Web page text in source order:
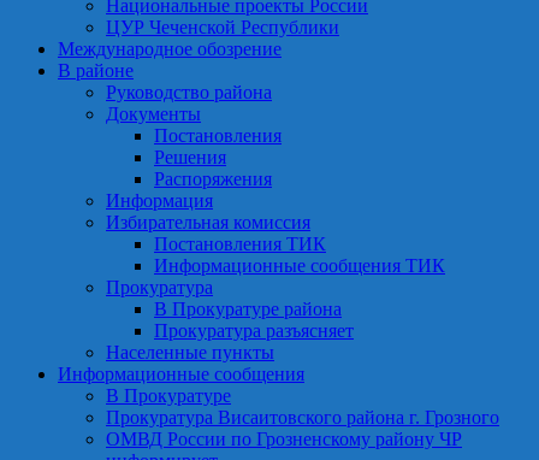
Национальные проекты России
ЦУР Чеченской Республики
Международное обозрение
В районе
Руководство района
Документы
Постановления
Решения
Распоряжения
Информация
Избирательная комиссия
Постановления ТИК
Информационные сообщения ТИК
Прокуратура
В Прокуратуре района
Прокуратура разъясняет
Населенные пункты
Информационные сообщения
В Прокуратуре
Прокуратура Висаитовского района г. Грозного
ОМВД России по Грозненскому району ЧР